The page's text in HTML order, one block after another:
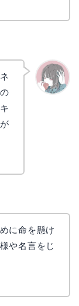
に命を懸け
や名言をじ